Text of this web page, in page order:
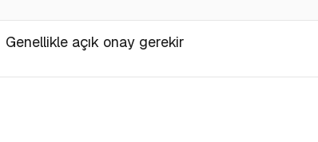
Genellikle açık onay gerekir